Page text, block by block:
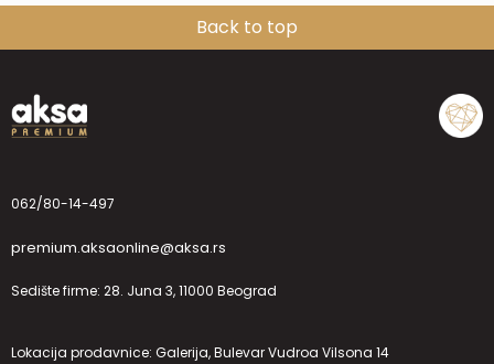
Back to top
062/80-14-497
premium.aksaonline@aksa.rs
Sedište firme: 28. Juna 3, 11000 Beograd
Lokacija prodavnice: Galerija, Bulevar Vudroa Vilsona 14